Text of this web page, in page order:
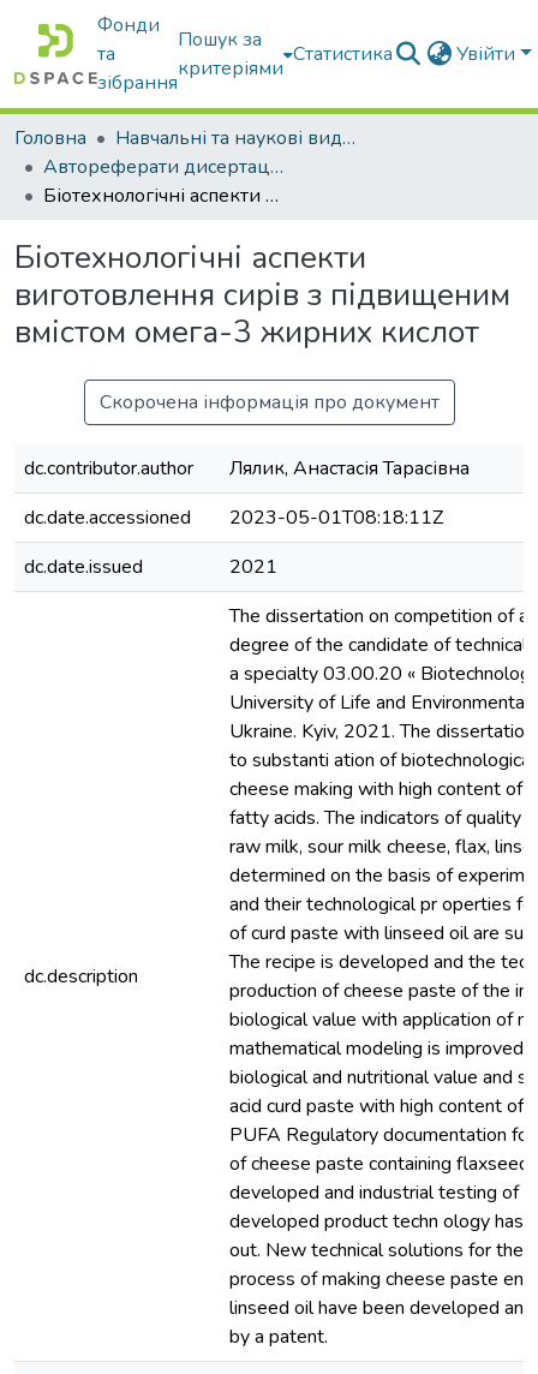
Фонди
та
зібрання
Пошук за
критеріями
Статистика Увійти
Головна
Навчальні та наукові видання
Автореферати дисертацій та дисертації
Біотехнологічні аспекти виготовлення сирів з підвищеним вмістом омега-3 жирних кислот
Біотехнологічні аспекти
виготовлення сирів з підвищеним
вмістом омега-3 жирних кислот
Скорочена інформація про документ
dc.contributor.author
Лялик, Анастасія Тарасівна
dc.date.accessioned
2023-05-01T08:18:11Z
dc.date.issued
2021
dc.description
The dissertation on competition of a
degree of the candidate of technical
a specialty 03.00.20 «
University of Life and Environmental
Ukraine. Kyiv, 2021. The
to substanti ation of
cheese making with high content of
fatty acids. The indicators of quality
raw milk, sour milk cheese, flax,
determined on the basis of
and their technological pr operties
of curd paste with linseed oil are
The recipe is developed and the
production of cheese paste of the
biological value with application of
mathematical modeling is improved
biological and nutritional value and
acid curd paste with high content of
PUFA Regulatory documentation
of cheese paste containing flaxseed
developed and industrial testing of
developed product techn ology has
out. New technical solutions for the
process of making cheese paste
linseed oil have been developed
by a patent.